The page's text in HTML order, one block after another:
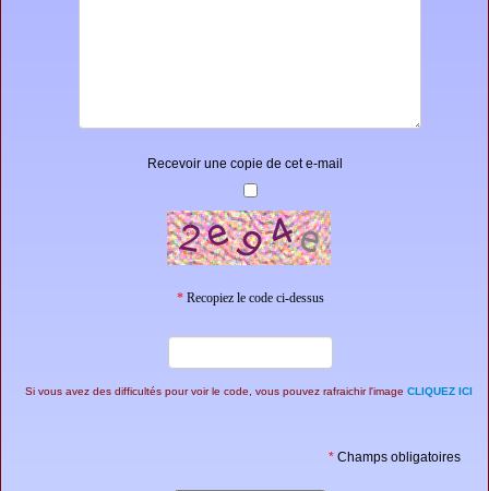
Recevoir une copie de cet e-mail
*Recopiez le code ci-dessus
Si vous avez des difficultés pour voir le code, vous pouvez rafraichir l'image CLIQUEZ ICI
* Champs obligatoires